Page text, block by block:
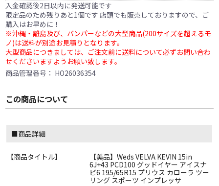
入金確認後2日以内に発送可能です
限定品のため残りあと1個です 店頭でも販売しておりますので、ご
購入はお早めに！
※沖縄・離島及び、バンパーなどの大型商品(200サイズを超えるモ
ノ)は送料が別途お見積りとなります。
大型商品につきましては、ご注文前に送料について必ずお問い合わ
せくださいますようお願い致します。
商品管理番号： HO26036354
この商品について
■商品詳細
【商品タイトル】
【美品】Weds VELVA KEVIN 15in
6J+43 PCD100 グッドイヤー アイスナ
ビ6 195/65R15 プリウス カローラ ツー
リング スポーツ インプレッサ